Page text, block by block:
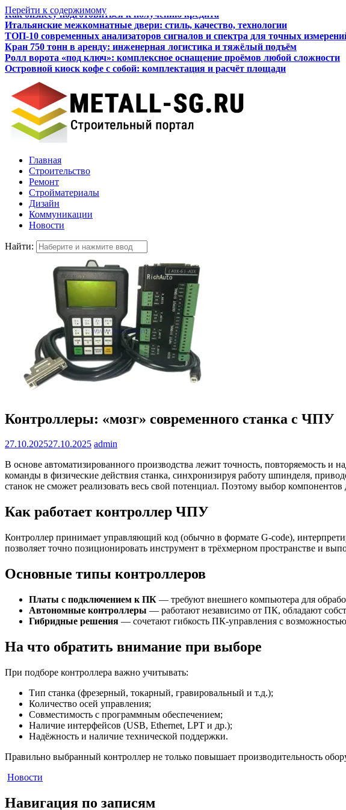
Перейти к содержимому
Итальянские межкомнатные двери: стиль, качество, технологии
ТОП-10 современных анализаторов сигналов и спектра для точных
Кран 750 тонн в аренду: инженерная логистика и тяжёлый подъём
Ролл ворота «под ключ»: комплексное оснащение проёмов любой сложности
Островной киоск кофе с собой: комплектация и расчёт площади
Как бизнесу подготовиться к получению кредита
Главная
Строительство
Ремонт
Стройматериалы
Дизайн
Коммуникации
Новости
Найти:
Контроллеры: «мозг» современного станка с ЧПУ
27.10.202527.10.2025 admin
В основе автоматизированного производства лежит точность, повторяемость и
команды в физические действия станка, синхронизируя работу шпинделя,
станок не сможет реализовать весь свой потенциал. Поэтому выбор
Как работает контроллер ЧПУ
Контроллер принимает управляющий код (обычно в формате G-code),
позволяет точно позиционировать инструмент в трёхмерном пространстве и
Основные типы контроллеров
Платы с подключением к ПК — требуют внешнего компьютера для
Автономные контроллеры — работают независимо от ПК, обладают
Гибридные решения — сочетают гибкость ПК-управления с
На что обратить внимание при выборе
При подборе контроллера важно учитывать:
Тип станка (фрезерный, токарный, гравировальный и т.д.);
Количество осей управления;
Совместимость с программным обеспечением;
Наличие интерфейсов (USB, Ethernet, LPT и др.);
Надёжность и наличие технической поддержки.
Правильно выбранный контроллер не только повышает производительность
Новости
Навигация по записям